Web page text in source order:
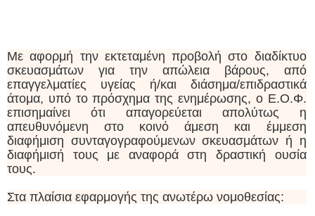
Με αφορμή την εκτεταμένη προβολή στο διαδίκτυο
σκευασμάτων για την απώλεια βάρους, από
επαγγελματίες υγείας ή/και διάσημα/επιδραστικά
άτομα, υπό το πρόσχημα της ενημέρωσης, ο Ε.Ο.Φ.
επισημαίνει ότι απαγορεύεται απολύτως η
απευθυνόμενη στο κοινό άμεση και έμμεση
διαφήμιση συνταγογραφούμενων σκευασμάτων ή η
διαφήμισή τους με αναφορά στη δραστική ουσία
τους.
Στα πλαίσια εφαρμογής της ανωτέρω νομοθεσίας: